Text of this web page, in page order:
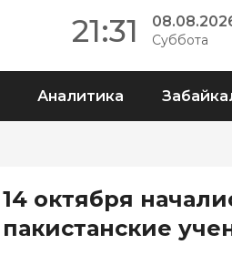
21:31 Суббота
Аналитика
14 октября
пакистанские